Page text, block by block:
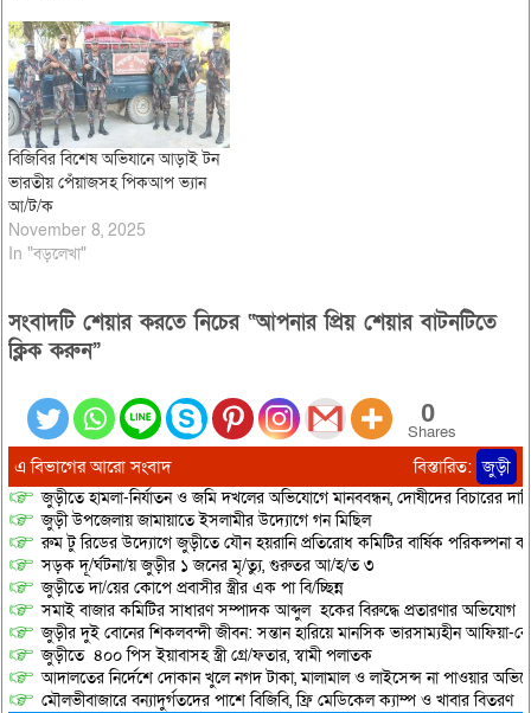
বিজিবির বিশেষ অভিযানে আড়াই টন
ভারতীয় পেঁয়াজসহ পিকআপ ভ্যান
আ/ট/ক
November 8, 2025
In "বড়লেখা"
সংবাদটি শেয়ার করতে নিচের “আপনার প্রিয় শেয়ার বাটনটিতে
ক্লিক করুন”
0
Shares
এ বিভাগের আরো সংবাদ বিস্তারিত: জুড়ী
জুড়ীতে হামলা-নির্যাতন ও জমি দখলের অভিযোগে মানববন্ধন, দোষীদের বিচারের দাবি
জুড়ী উপজেলায় জামায়াতে ইসলামীর উদ্যোগে গন মিছিল
রুম টু রিডের উদ্যোগে জুড়ীতে যৌন হয়রানি প্রতিরোধ কমিটির বার্ষিক পরিকল্পনা
সড়ক দূ/র্ঘটনা/য় জুড়ীর ১ জনের মৃ/ত্যু, গুরুতর আ/হ/ত ৩
জুড়ীতে দা/য়ের কোপে প্রবাসীর স্ত্রীর এক পা বি/চ্ছিন্ন
সমাই বাজার কমিটির সাধারণ সম্পাদক আব্দুল হকের বিরুদ্ধে প্রতারণার অভিযোগ
জুড়ীর দুই বোনের শিকলবন্দী জীবন: সন্তান হারিয়ে মানসিক ভারসাম্যহীন আফিয়া-
জুড়ীতে ৪০০ পিস ইয়াবাসহ স্ত্রী গ্রে/ফতার, স্বামী পলাতক
আদালতের নির্দেশে দোকান খুলে নগদ টাকা, মালামাল ও লাইসেন্স না পাওয়ার
মৌলভীবাজারে বন্যাদুর্গতদের পাশে বিজিবি, ফ্রি মেডিকেল ক্যাম্প ও খাবার বিতরণ